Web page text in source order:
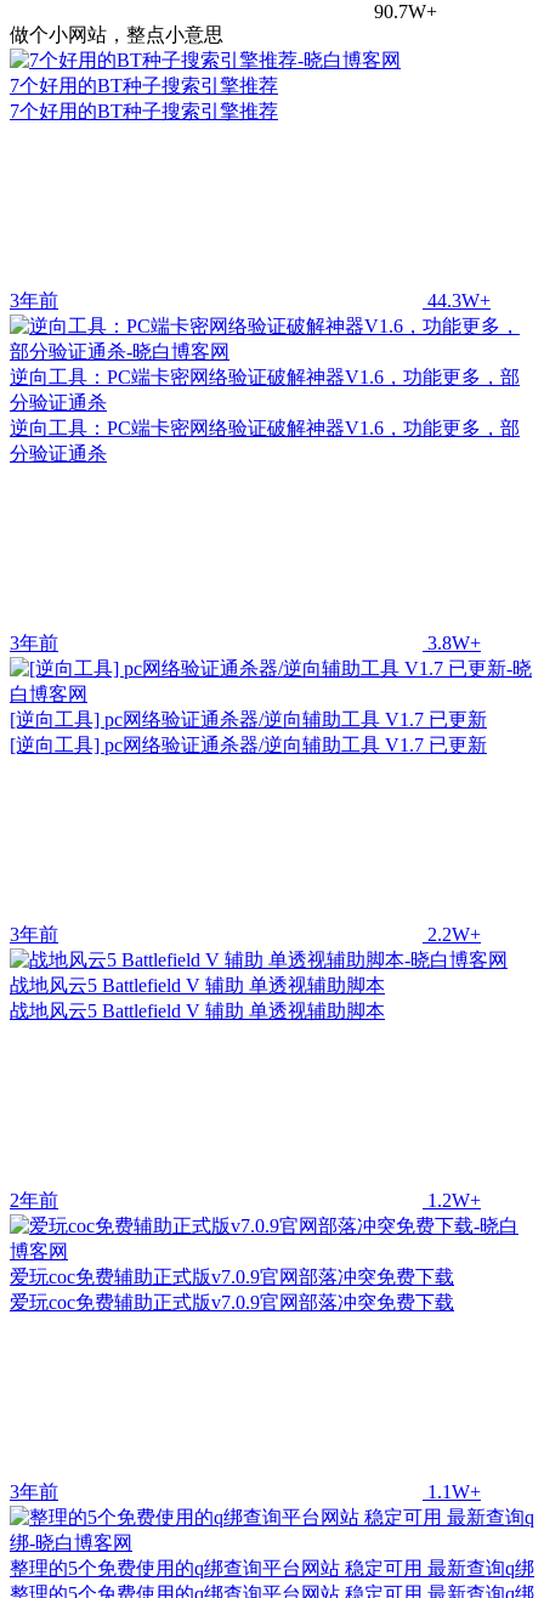
90.7W+
做个小网站，整点小意思
7个好用的BT种子搜索引擎推荐
7个好用的BT种子搜索引擎推荐
3年前 44.3W+
逆向工具：PC端卡密网络验证破解神器V1.6，功能更多，部
分验证通杀
逆向工具：PC端卡密网络验证破解神器V1.6，功能更多，部
分验证通杀
3年前 3.8W+
[逆向工具] pc网络验证通杀器/逆向辅助工具 V1.7 已更新
[逆向工具] pc网络验证通杀器/逆向辅助工具 V1.7 已更新
3年前 2.2W+
战地风云5 Battlefield V 辅助 单透视辅助脚本
战地风云5 Battlefield V 辅助 单透视辅助脚本
2年前 1.2W+
爱玩coc免费辅助正式版v7.0.9官网部落冲突免费下载
爱玩coc免费辅助正式版v7.0.9官网部落冲突免费下载
3年前 1.1W+
整理的5个免费使用的q绑查询平台网站 稳定可用 最新查询q绑